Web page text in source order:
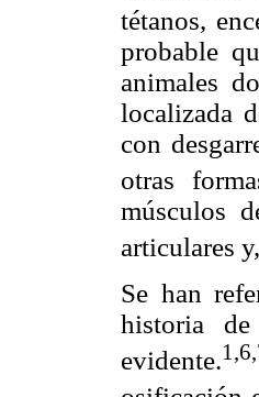
tétanos,
probable
animales
localizada
con
otras
músculos
articulares
Se han
historia
evidente.